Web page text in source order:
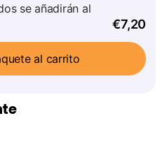
se añadirán al
€7,20
al carrito